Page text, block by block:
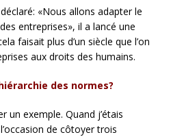
«Nous allons adapter le
entreprises», il a lancé une
faisait plus d’un siècle que l’on
aux droits des humains.
des normes?
un exemple. Quand j’étais
de côtoyer trois